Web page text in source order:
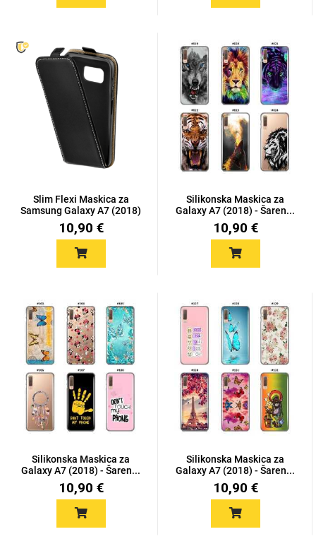
Slim Flexi Maskica za
Samsung Galaxy A7 (2018)
10,90 €
Silikonska Maskica za
Galaxy A7 (2018) - Šaren...
10,90 €
Silikonska Maskica za
Galaxy A7 (2018) - Šaren...
10,90 €
Silikonska Maskica za
Galaxy A7 (2018) - Šaren...
10,90 €